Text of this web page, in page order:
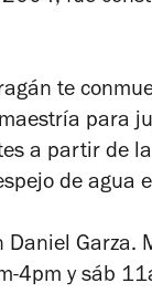
te
para
a partir de
de agua
Garza.
4pm y sáb